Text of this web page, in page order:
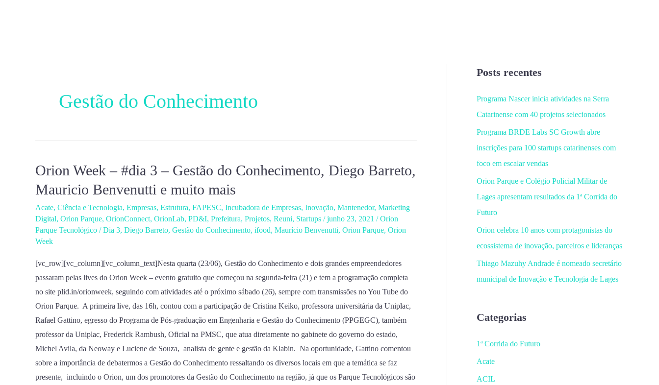
Gestão do Conhecimento
Orion Week – #dia 3 – Gestão do Conhecimento, Diego Barreto,
Mauricio Benvenutti e muito mais
Acate, Ciência e Tecnologia, Empresas, Estrutura, FAPESC, Incubadora de Empresas, Inovação, Mantenedor, Marketing
Digital, Orion Parque, OrionConnect, OrionLab, PD&I, Prefeitura, Projetos, Reuni, Startups /junho 23, 2021 /Orion
Parque Tecnológico /Dia 3, Diego Barreto, Gestão do Conhecimento, ifood, Maurício Benvenutti, Orion Parque, Orion
Week
[vc_row][vc_column][vc_column_text]Nesta quarta (23/06), Gestão do Conhecimento e dois grandes empreendedores
passaram pelas lives do Orion Week – evento gratuito que começou na segunda-feira (21) e tem a programação completa
no site plid.in/orionweek, seguindo com atividades até o próximo sábado (26), sempre com transmissões no You Tube do
Orion Parque. A primeira live, das 16h, contou com a participação de Cristina Keiko, professora universitária da Uniplac,
Rafael Gattino, egresso do Programa de Pós-graduação em Engenharia e Gestão do Conhecimento (PPGEGC), também
professor da Uniplac, Frederick Rambush, Oficial na PMSC, que atua diretamente no gabinete do governo do estado,
Michel Avila, da Neoway e Luciene de Souza, analista de gente e gestão da Klabin. Na oportunidade, Gattino comentou
sobre a importância de debatermos a Gestão do Conhecimento ressaltando os diversos locais em que a temática se faz
presente, incluindo o Orion, um dos promotores da Gestão do Conhecimento na região, já que os Parque Tecnológicos são
Orion
–
#dia
3
–
do
Conhecimento,
Diego
Barreto,
Mauricio
Benvenutti
e
muito
mais
Posts recentes
Programa Nascer inicia atividades na Serra
Catarinense com 40 projetos selecionados
Programa BRDE Labs SC Growth abre
inscrições para 100 startups catarinenses com
foco em escalar vendas
Orion Parque e Colégio Policial Militar de
Lages apresentam resultados da 1ª Corrida do
Futuro
Orion celebra 10 anos com protagonistas do
ecossistema de inovação, parceiros e lideranças
Thiago Mazuhy Andrade é nomeado secretário
municipal de Inovação e Tecnologia de Lages
Categorias
1ª Corrida do Futuro
Acate
ACIL